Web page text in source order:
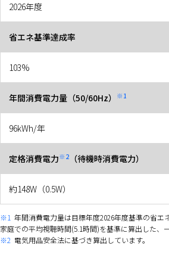
2026年度
省エネ基準達成率
103%
年間消費電力量（50/60Hz） ※1
96kWh/年
定格消費電力※2 （待機時消費電力）
約148W（0.5W）
※1 年間消費電力量は目標年度2026年度基準の省エ
家庭での平均視聴時間(5.1時間)を基準に算出した、
※2 電気用品安全法に基づき算出しています。